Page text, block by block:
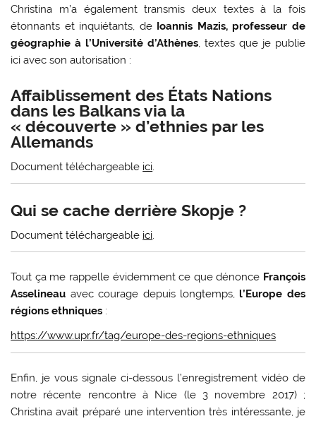
Christina m’a également transmis deux textes à la fois
étonnants et inquiétants, de Ioannis Mazis, professeur de
géographie à l’Université d’Athènes, textes que je publie
ici avec son autorisation :
Affaiblissement des États Nations
dans les Balkans via la
« découverte » d’ethnies par les
Allemands
Document téléchargeable ici.
Qui se cache derrière Skopje ?
Document téléchargeable ici.
Tout ça me rappelle évidemment ce que dénonce François
Asselineau avec courage depuis longtemps, l’Europe des
régions ethniques :
https://www.upr.fr/tag/europe-des-regions-ethniques
Enfin, je vous signale ci-dessous l’enregistrement vidéo de
notre récente rencontre à Nice (le 3 novembre 2017) ;
Christina avait préparé une intervention très intéressante, je